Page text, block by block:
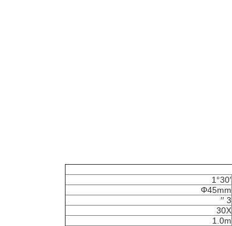
1°30′
Φ45mm
3 ′′
30X
1.0m